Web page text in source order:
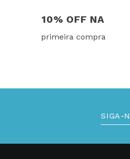
10% OFF NA
primeira compra
SIGA-